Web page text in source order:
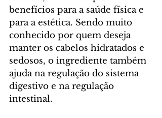
benefícios para a saúde física e
para a estética. Sendo muito
conhecido por quem deseja
manter os cabelos hidratados e
sedosos, o ingrediente também
ajuda na regulação do sistema
digestivo e na regulação
intestinal.